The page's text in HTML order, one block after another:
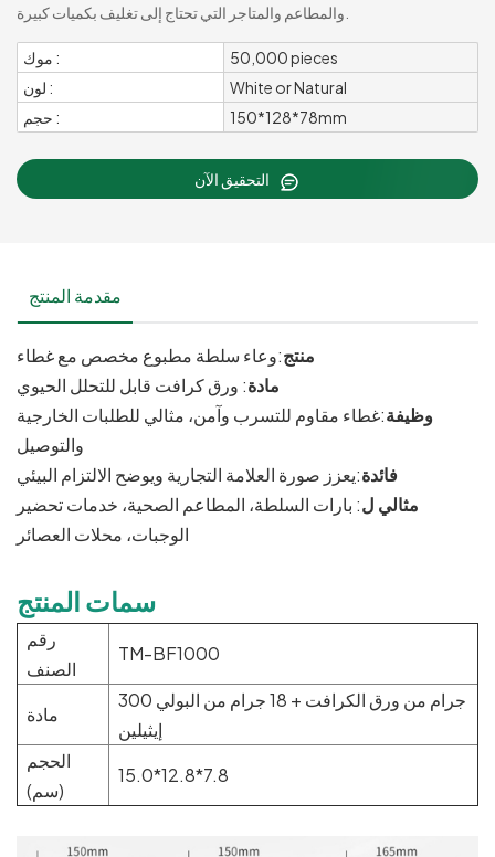
موك :
50,000 pieces
لون :
White or Natural
حجم :
150*128*78mm
مقدمة المنتج
منتج:وعاء سلطة مطبوع مخصص مع غطاء
مادة: ورق كرافت قابل للتحلل الحيوي
وظيفة:غطاء مقاوم للتسرب وآمن، مثالي للطلبات الخارجية
والتوصيل
فائدة:يعزز صورة العلامة التجارية ويوضح الالتزام البيئي
مثالي ل: بارات السلطة، المطاعم الصحية، خدمات تحضير
الوجبات، محلات العصائر
سمات المنتج
رقم
الصنف
TM-BF1000
مادة
300 جرام من ورق الكرافت + 18 جرام من البولي
إيثيلين
الحجم
(سم)
15.0*12.8*7.8